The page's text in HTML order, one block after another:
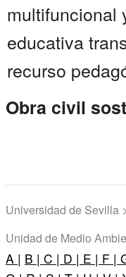
multifuncional
educativa
recurso
Obra civil
Universidad de Sevilla
Unidad de Medio
A | B | C | D | E | F |